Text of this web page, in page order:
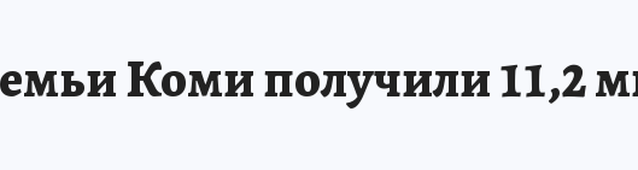
Коми получили 11,2